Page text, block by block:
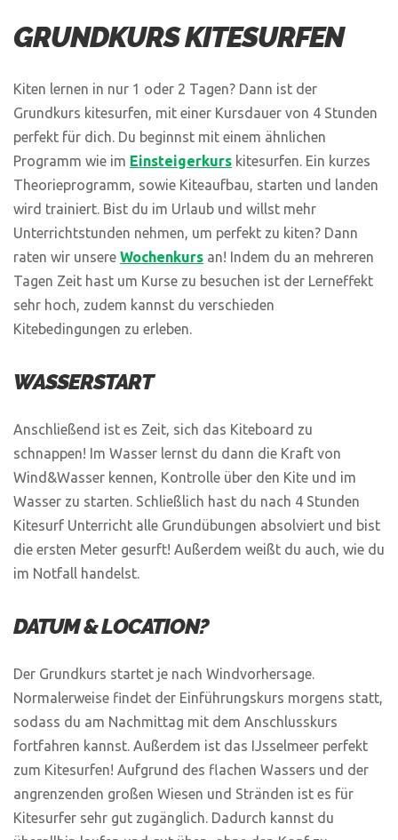
GRUNDKURS KITESURFEN
Kiten lernen in nur 1 oder 2 Tagen? Dann ist der
Grundkurs kitesurfen, mit einer Kursdauer von 4 Stunden
perfekt für dich. Du beginnst mit einem ähnlichen
Programm wie im Einsteigerkurs kitesurfen. Ein kurzes
Theorieprogramm, sowie Kiteaufbau, starten und landen
wird trainiert. Bist du im Urlaub und willst mehr
Unterrichtstunden nehmen, um perfekt zu kiten? Dann
raten wir unsere Wochenkurs an! Indem du an mehreren
Tagen Zeit hast um Kurse zu besuchen ist der Lerneffekt
sehr hoch, zudem kannst du verschieden
Kitebedingungen zu erleben.
WASSERSTART
Anschließend ist es Zeit, sich das Kiteboard zu
schnappen! Im Wasser lernst du dann die Kraft von
Wind&Wasser kennen, Kontrolle über den Kite und im
Wasser zu starten. Schließlich hast du nach 4 Stunden
Kitesurf Unterricht alle Grundübungen absolviert und bist
die ersten Meter gesurft! Außerdem weißt du auch, wie du
im Notfall handelst.
DATUM & LOCATION?
Der Grundkurs startet je nach Windvorhersage.
Normalerweise findet der Einführungskurs morgens statt,
sodass du am Nachmittag mit dem Anschlusskurs
fortfahren kannst. Außerdem ist das IJsselmeer perfekt
zum Kitesurfen! Aufgrund des flachen Wassers und der
angrenzenden großen Wiesen und Stränden ist es für
Kitesurfer sehr gut zugänglich. Dadurch kannst du